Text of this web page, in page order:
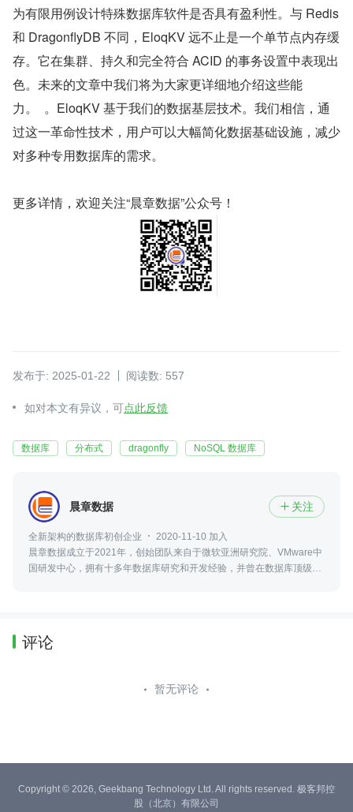
为有限用例设计特殊数据库软件是否具有盈利性。与 Redis
和 DragonflyDB 不同，EloqKV 远不止是一个单节点内存缓
存。它在集群、持久和完全符合 ACID 的事务设置中表现出
色。未来的文章中我们将为大家更详细地介绍这些能
力。  。EloqKV 基于我们的数据基层技术。我们相信，通
过这一革命性技术，用户可以大幅简化数据基础设施，减少
对多种专用数据库的需求。
更多详情，欢迎关注“晨章数据”公众号！
发布于: 2025-01-22 阅读数: 557
如对本文有异议，可点此反馈
数据库 分布式 dragonfly NoSQL 数据库
晨章数据  关注
全新架构的数据库初创企业
2020-11-10 加入
晨章数据成立于2021年，创始团队来自于微软亚洲研究院、VMware中
国研发中心，拥有十多年数据库研究和开发经验，并曾在数据库顶级会
评论
暂无评论
Copyright © 2026, Geekbang Technology Ltd. All rights reserved. 极客邦控
股（北京）有限公司